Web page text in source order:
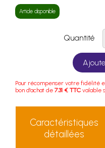
Article disponible
Quantité
Pour récompenser votre fidélité
bon d'achat de 7.31 € TTC valable
Caractéristiques
détaillées